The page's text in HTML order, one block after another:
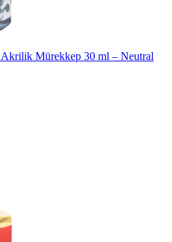
Akrilik Mürekkep 30 ml – Neutral